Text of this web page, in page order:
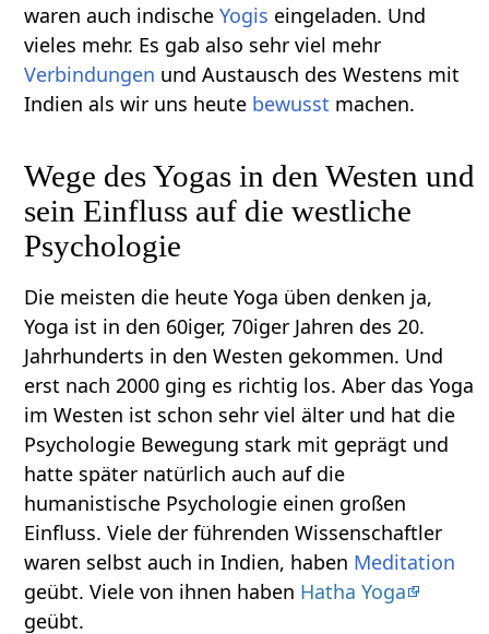
waren auch indischeYogis eingeladen. Und
vieles mehr. Es gab also sehr viel mehr
Verbindungen und Austausch des Westens mit
Indien als wir uns heute bewusst machen.
Wege des Yogas in den Westen und
sein Einfluss auf die westliche
Psychologie
Die meisten die heute Yoga üben denken ja,
Yoga ist in den 60iger, 70iger Jahren des 20.
Jahrhunderts in den Westen gekommen. Und
erst nach 2000 ging es richtig los. Aber das Yoga
im Westen ist schon sehr viel älter und hat die
Psychologie Bewegung stark mit geprägt und
hatte später natürlich auch auf die
humanistische Psychologie einen großen
Einfluss. Viele der führenden Wissenschaftler
waren selbst auch in Indien, haben Meditation
geübt. Viele von ihnen haben Hatha Yoga
geübt.